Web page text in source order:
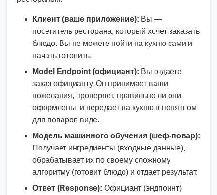
Клиент (ваше приложение): Вы —
посетитель ресторана, который хочет заказать
блюдо. Вы не можете пойти на кухню сами и
начать готовить.
Model Endpoint (официант): Вы отдаете
заказ официанту. Он принимает ваши
пожелания, проверяет, правильно ли они
оформлены, и передает на кухню в понятном
для поваров виде.
Модель машинного обучения (шеф-повар):
Получает ингредиенты (входные данные),
обрабатывает их по своему сложному
алгоритму (готовит блюдо) и отдает результат.
Ответ (Response): Официант (эндпоинт)